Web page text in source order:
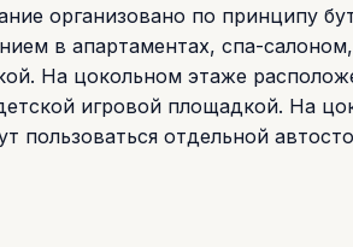
организовано по принципу
в апартаментах, спа-
На цокольном этаже
игровой площадкой. На
пользоваться отдельной